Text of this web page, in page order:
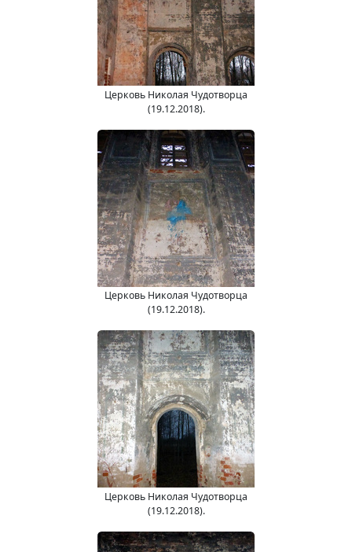
Церковь Николая Чудотворца
(19.12.2018).
Церковь Николая Чудотворца
(19.12.2018).
Церковь Николая Чудотворца
(19.12.2018).